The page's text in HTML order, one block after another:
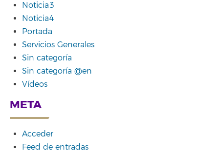
Noticia3
Noticia4
Portada
Servicios Generales
Sin categoría
Sin categoría @en
Vídeos
META
Acceder
Feed de entradas